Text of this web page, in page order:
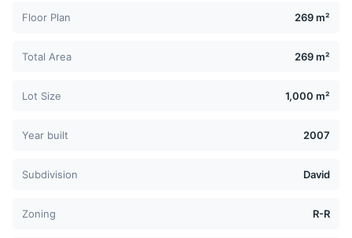
Floor Plan 269 m²
Total Area 269 m²
Lot Size 1,000 m²
Year built 2007
Subdivision David
Zoning R-R